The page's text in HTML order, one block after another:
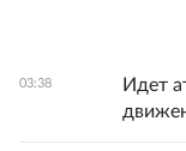
03:38
Идет